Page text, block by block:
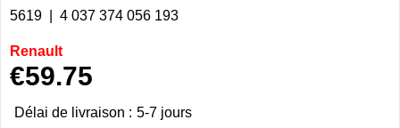
5619 4 037 374 056 193
Renault
€59.75
Délai de livraison : 5-7 jours